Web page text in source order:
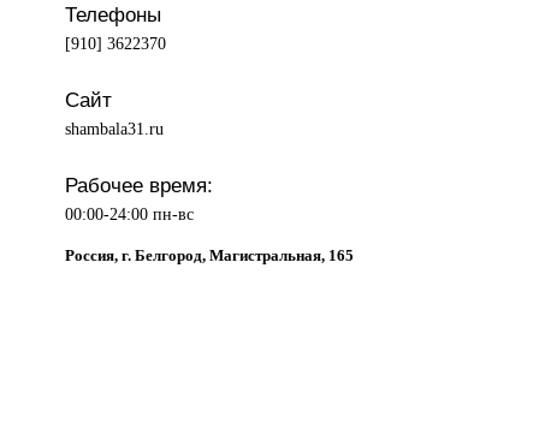
Телефоны
[910] 3622370
Сайт
shambala31.ru
Рабочее время:
00:00-24:00 пн-вс
Россия, г. Белгород, Магистральная, 165